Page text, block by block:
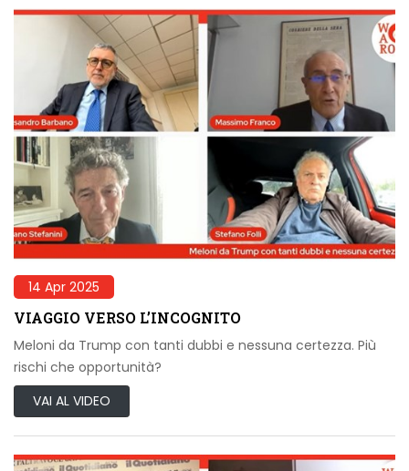
14 Apr 2025
VIAGGIO VERSO L’INCOGNITO
Meloni da Trump con tanti dubbi e nessuna certezza. Più
rischi che opportunità?
VAI AL VIDEO